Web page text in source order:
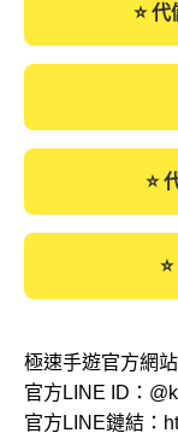
⭐
⭐
極速手遊官方網站
官方LINE ID：
官方LINE鏈結：